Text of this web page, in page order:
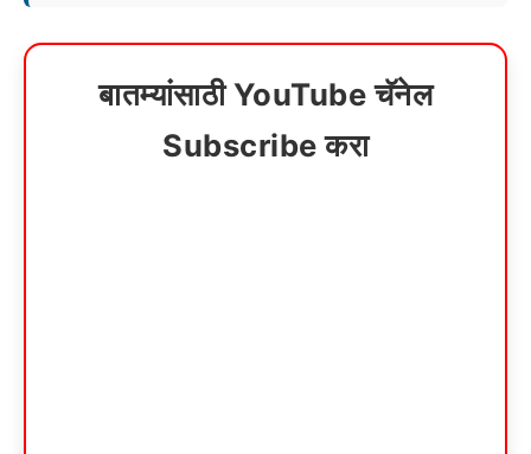
बातम्यांसाठी YouTube चॅनेल
Subscribe करा